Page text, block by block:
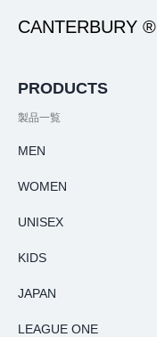
CANTERBURY ®
PRODUCTS
製品一覧
MEN
WOMEN
UNISEX
KIDS
JAPAN
LEAGUE ONE